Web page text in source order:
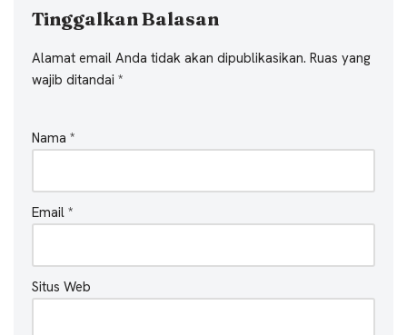
Tinggalkan Balasan
Alamat email Anda tidak akan dipublikasikan. Ruas yang
wajib ditandai *
Nama *
Email *
Situs Web